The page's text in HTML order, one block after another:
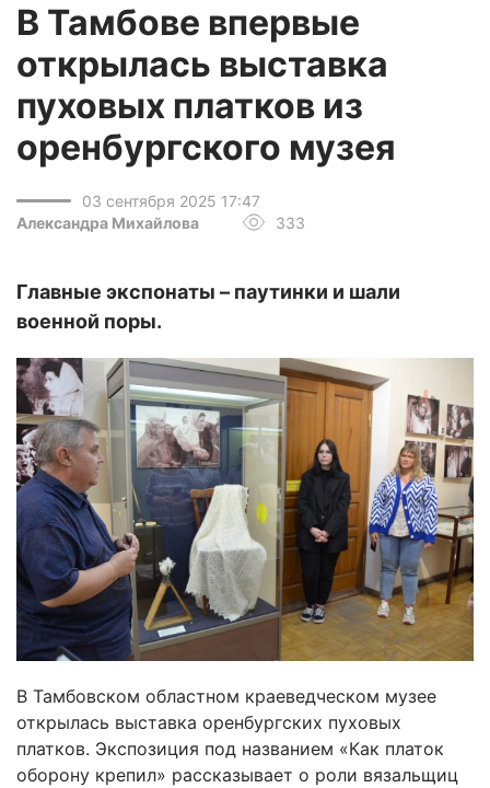
В Тамбове впервые
открылась выставка
пуховых платков из
оренбургского музея
03 сентября 2025 17:47
Александра Михайлова
333
Главные экспонаты – паутинки и шали
военной поры.
В Тамбовском областном краеведческом музее
открылась выставка оренбургских пуховых
платков. Экспозиция под названием «Как платок
оборону крепил» рассказывает о роли вязальщиц